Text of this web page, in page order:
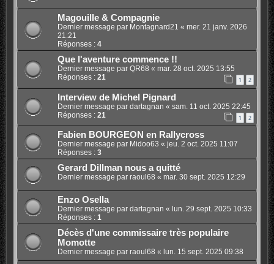
Magouille & Compagnie
Dernier message par Montagnard21 « mer. 21 janv. 2026
21:21
Réponses : 4
Que l'aventure commence !!
Dernier message par QR68 « mar. 28 oct. 2025 13:55
Réponses : 21 1 2
Interview de Michel Pignard
Dernier message par dartagnan « sam. 11 oct. 2025 22:45
Réponses : 21 1 2
Fabien BOURGEON en Rallycross
Dernier message par Midoo63 « jeu. 2 oct. 2025 11:07
Réponses : 3
Gerard Dillman nous a quitté
Dernier message par raoul68 « mar. 30 sept. 2025 12:29
Enzo Osella
Dernier message par dartagnan « lun. 29 sept. 2025 10:33
Réponses : 1
Décès d'une commissaire très populaire
Momotte
Dernier message par raoul68 « lun. 15 sept. 2025 09:38